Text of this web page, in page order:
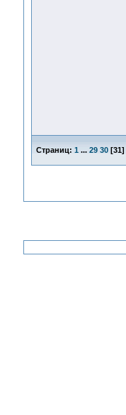
Страниц: 1 ... 29 30[31]